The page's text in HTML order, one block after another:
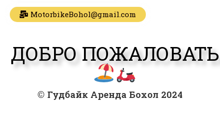
MotorbikeBohol@gmail.com
ДОБРО ПОЖАЛОВАТЬ
© Гудбайк Аренда Бохол 2024